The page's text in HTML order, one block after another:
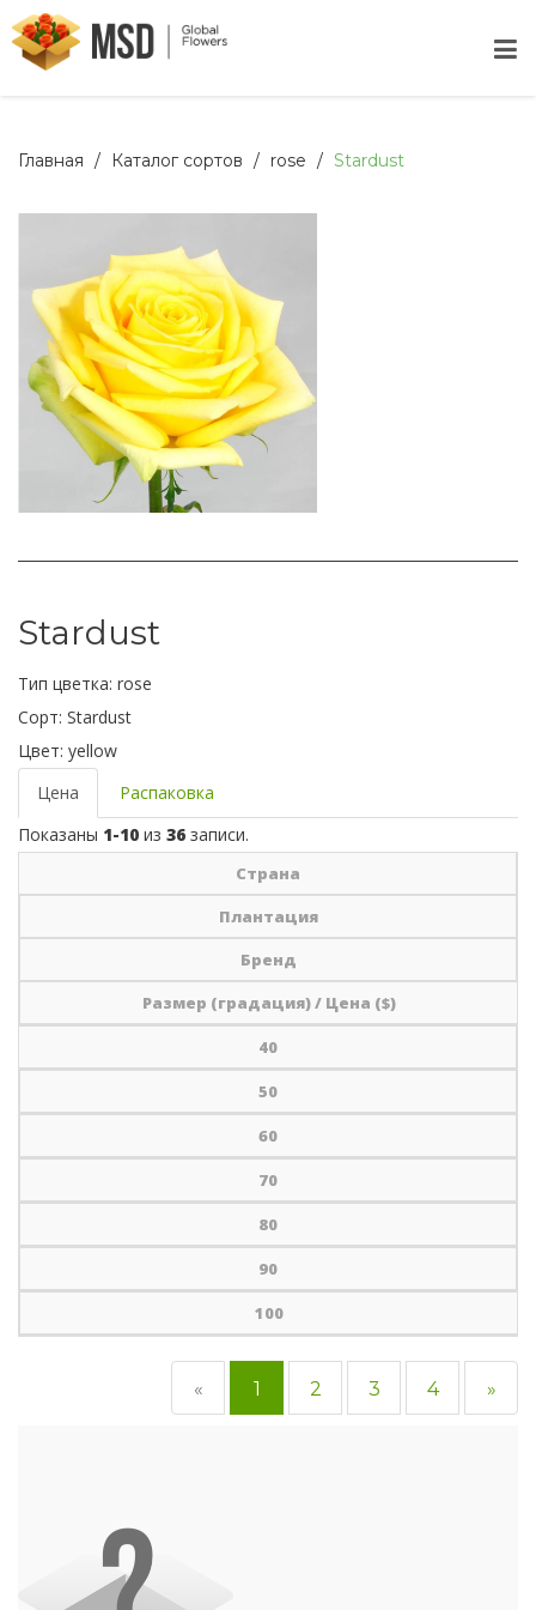
Главная Каталог сортов rose Stardust
Stardust
Тип цветка: rose
Сорт: Stardust
Цвет: yellow
Цена
Распаковка
Показаны 1-10 из 36 записи.
Страна
Плантация
Бренд
Размер (градация) / Цена ($)
40
50
60
70
80
90
100
« 1 2 3 4 »